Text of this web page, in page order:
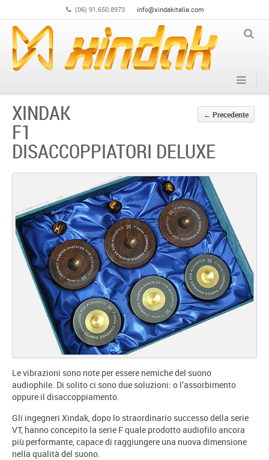
(06) 91.650.8973 info@xindakitalia.com
← Precedente
XINDAK
F1
DISACCOPPIATORI DELUXE
Le vibrazioni sono note per essere nemiche del suono
audiophile. Di solito ci sono due soluzioni: o l’assorbimento
oppure il disaccoppiamento.
Gli ingegneri Xindak, dopo lo straordinario successo della serie
VT, hanno concepito la serie F quale prodotto audiofilo ancora
più performante, capace di raggiungere una nuova dimensione
nella qualità del suono.